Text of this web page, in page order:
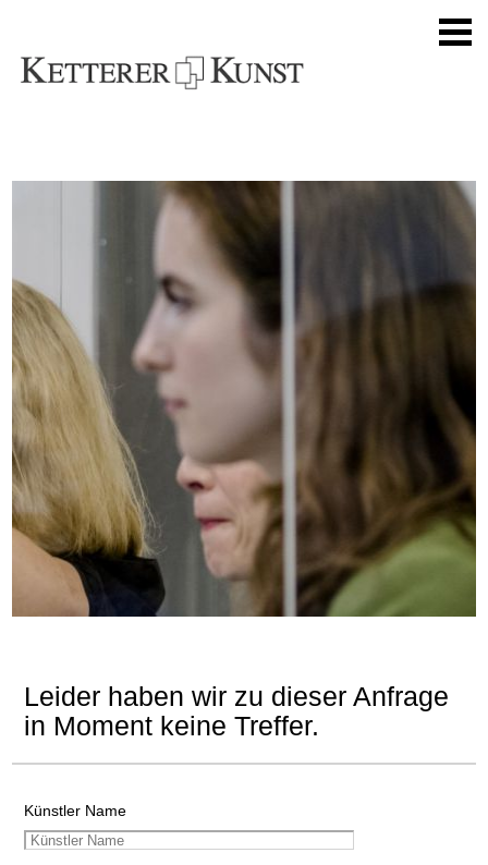
Leider haben wir zu dieser Anfrage
in Moment keine Treffer.
Künstler Name